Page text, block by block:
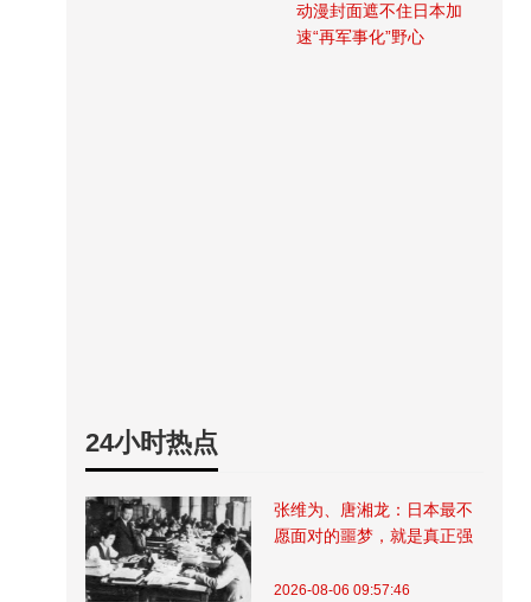
动漫封面遮不住日本加
速“再军事化”野心
24小时热点
张维为、唐湘龙：日本最不
愿面对的噩梦，就是真正强
2026-08-06 09:57:46